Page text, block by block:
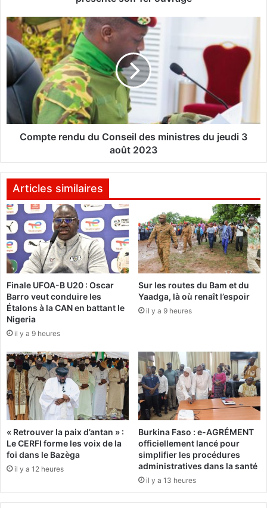
B
é
n
é
t
e
a
g
o
d
e
l
a
R
T
B
/
R
d
i
o
p
r
é
s
e
n
t
C
o
m
p
e
e
n
d
u
o
n
s
e
i
l
d
e
s
m
i
n
s
t
r
e
s
u
j
u
Compte rendu du Conseil des ministres du jeudi 3
août 2023
Articles similaires
Finale UFOA-B U20 : Oscar
Barro veut conduire les
Étalons à la CAN en battant le
Nigeria
il y a 9 heures
Sur les routes du Bam et du
Yaadga, là où renaît l’espoir
il y a 9 heures
« Retrouver la paix d’antan » :
Le CERFI forme les voix de la
foi dans le Bazèga
il y a 12 heures
Burkina Faso : e-AGRÉMENT
officiellement lancé pour
simplifier les procédures
administratives dans la santé
il y a 13 heures